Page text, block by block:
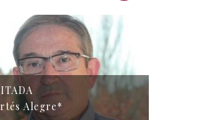
Alegre*